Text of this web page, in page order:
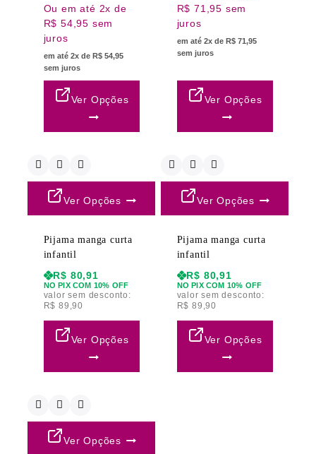
Ou em até 2x de
R$ 54,95 sem
juros
em até 2x de R$ 54,95
sem juros
Ver Opções
R$ 71,95 sem
juros
em até 2x de R$ 71,95
sem juros
Ver Opções
Ver Opções
Pijama manga curta
infantil
R$ 80,91
NO PIX COM 10% OFF
valor sem desconto:
R$ 89,90
Ver Opções
Ver Opções
Pijama manga curta
infantil
R$ 80,91
NO PIX COM 10% OFF
valor sem desconto:
R$ 89,90
Ver Opções
Ver Opções